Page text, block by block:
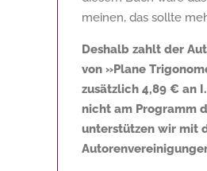
meinen, das sollte
Deshalb zahlt der
von »Plane
zusätzlich 4,89 € an
nicht am Programm
unterstützen wir mit